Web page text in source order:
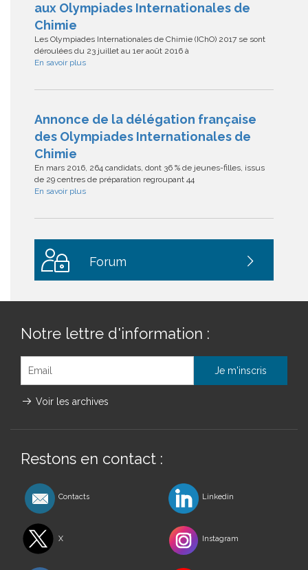
aux Olympiades Internationales de
Chimie
Les Olympiades Internationales de Chimie (IChO) 2017 se sont
déroulées du 23 juillet au 1er août 2016 à
En savoir plus
Annonce de la délégation française
des Olympiades Internationales de
Chimie
En mars 2016, 264 candidats, dont 36 % de jeunes-filles, issus
de 29 centres de préparation regroupant 44
En savoir plus
Forum
Notre lettre d'information :
Voir les archives
Restons en contact :
Contacts Linkedin
X Instagram